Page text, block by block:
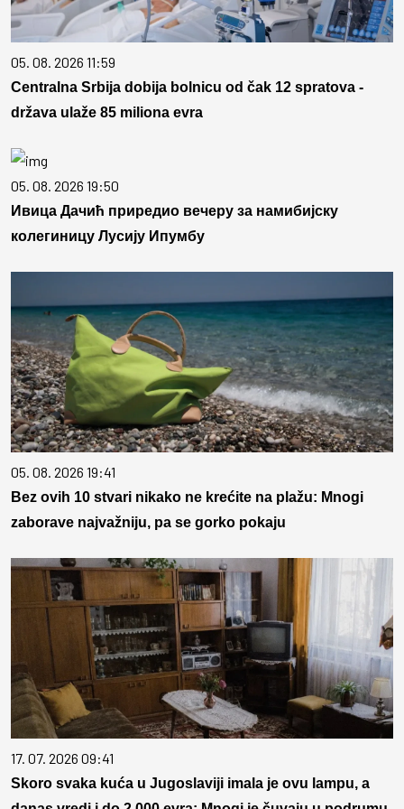
05. 08. 2026 11:59
Centralna Srbija dobija bolnicu od čak 12 spratova -
država ulaže 85 miliona evra
05. 08. 2026 19:50
Ивица Дачић приредио вечеру за намибијску
колегиницу Лусију Ипумбу
05. 08. 2026 19:41
Bez ovih 10 stvari nikako ne krećite na plažu: Mnogi
zaborave najvažniju, pa se gorko pokaju
17. 07. 2026 09:41
Skoro svaka kuća u Jugoslaviji imala je ovu lampu, a